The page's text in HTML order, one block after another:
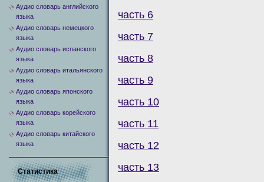
часть 6
часть 7
часть 8
часть 9
часть 10
часть 11
часть 12
часть 13
Аудио словарь английского
языка
Аудио словарь немецкого
языка
Аудио словарь испанского
языка
Аудио словарь итальянского
языка
Аудио словарь японского
языка
Аудио словарь корейского
языка
Аудио словарь китайского
языка
Статистика